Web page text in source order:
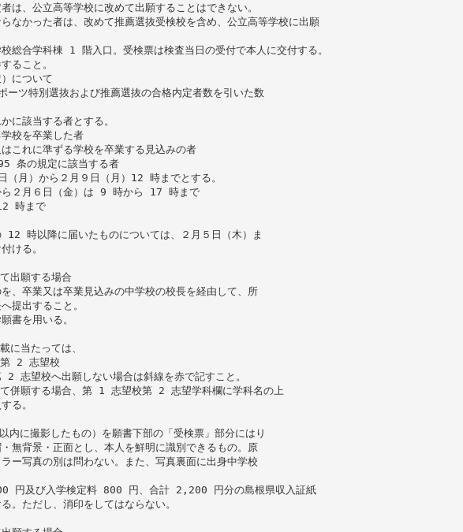
は、公立高等学校に改めて出願することはできない。
らなかった者は、改めて推薦選抜受検校を含め、公立高等学校に出願
校総合学科棟 1 階入口。受検票は検査当日の受付で本人に交付する。
ること。
について
ーツ特別選抜および推薦選抜の合格内定者数を引いた数
に該当する者とする。
校を卒業した者
これに準ずる学校を卒業する見込みの者
条の規定に該当する者
（月）から２月９日（月）12 時までとする。
ら２月６日（金）は 9 時から 17 時まで
時まで
12 時以降に届いたものについては、２月５日（木）ま
ける。
出願する場合
、卒業又は卒業見込みの中学校の校長を経由して、所
提出すること。
書を用いる。
に当たっては、
2 志望校
志望校へ出願しない場合は斜線を赤で記すこと。
併願する場合、第 1 志望校第 2 志望学科欄に学科名の上
る。
に撮影したもの）を願書下部の「受検票」部分にはり
無背景・正面とし、本人を鮮明に識別できるもの。原
ー写真の別は問わない。また、写真裏面に出身中学校
円及び入学検定料 800 円、合計 2,200 円分の島根県収入証紙
。ただし、消印をしてはならない。